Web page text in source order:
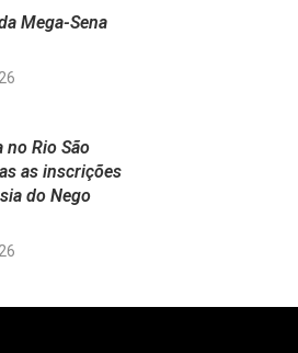
Mega-Sena
no Rio São
as inscrições
do Nego